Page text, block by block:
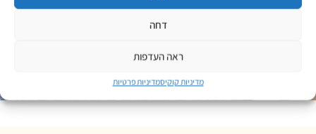
דחה
ראה העדפות
מדיניות קוקיסמדיניות פרטיות